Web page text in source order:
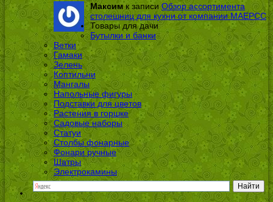
Максимк записиОбзор ассортимента
столешниц для кухни от компании МАЕРСС
Товары для дачи
Бутылки и банки
Ветки
Гамаки
Зелень
Коптильни
Мангалы
Напольные фигуры
Подставки для цветов
Растения в горшке
Садовые наборы
Статуи
Столбы фонарные
Фонари ручные
Шатры
Электрокамины